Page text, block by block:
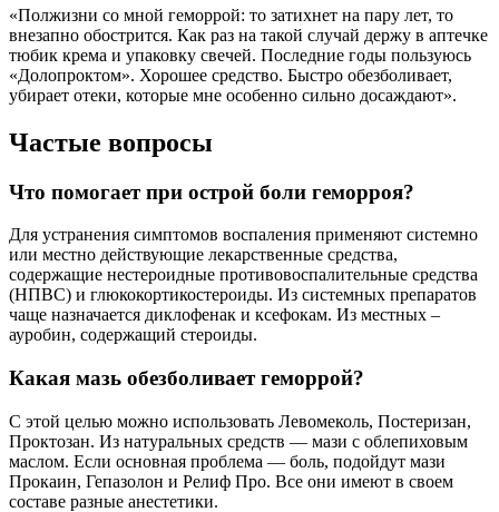
«Полжизни со мной геморрой: то затихнет на пару лет, то
внезапно обострится. Как раз на такой случай держу в аптечке
тюбик крема и упаковку свечей. Последние годы пользуюсь
«Долопроктом». Хорошее средство. Быстро обезболивает,
убирает отеки, которые мне особенно сильно досаждают».
Частые вопросы
Что помогает при острой боли геморроя?
Для устранения симптомов воспаления применяют системно
или местно действующие лекарственные средства,
содержащие нестероидные противовоспалительные средства
(НПВС) и глюкокортикостероиды. Из системных препаратов
чаще назначается диклофенак и ксефокам. Из местных –
ауробин, содержащий стероиды.
Какая мазь обезболивает геморрой?
С этой целью можно использовать Левомеколь, Постеризан,
Проктозан. Из натуральных средств — мази с облепиховым
маслом. Если основная проблема — боль, подойдут мази
Прокаин, Гепазолон и Релиф Про. Все они имеют в своем
составе разные анестетики.